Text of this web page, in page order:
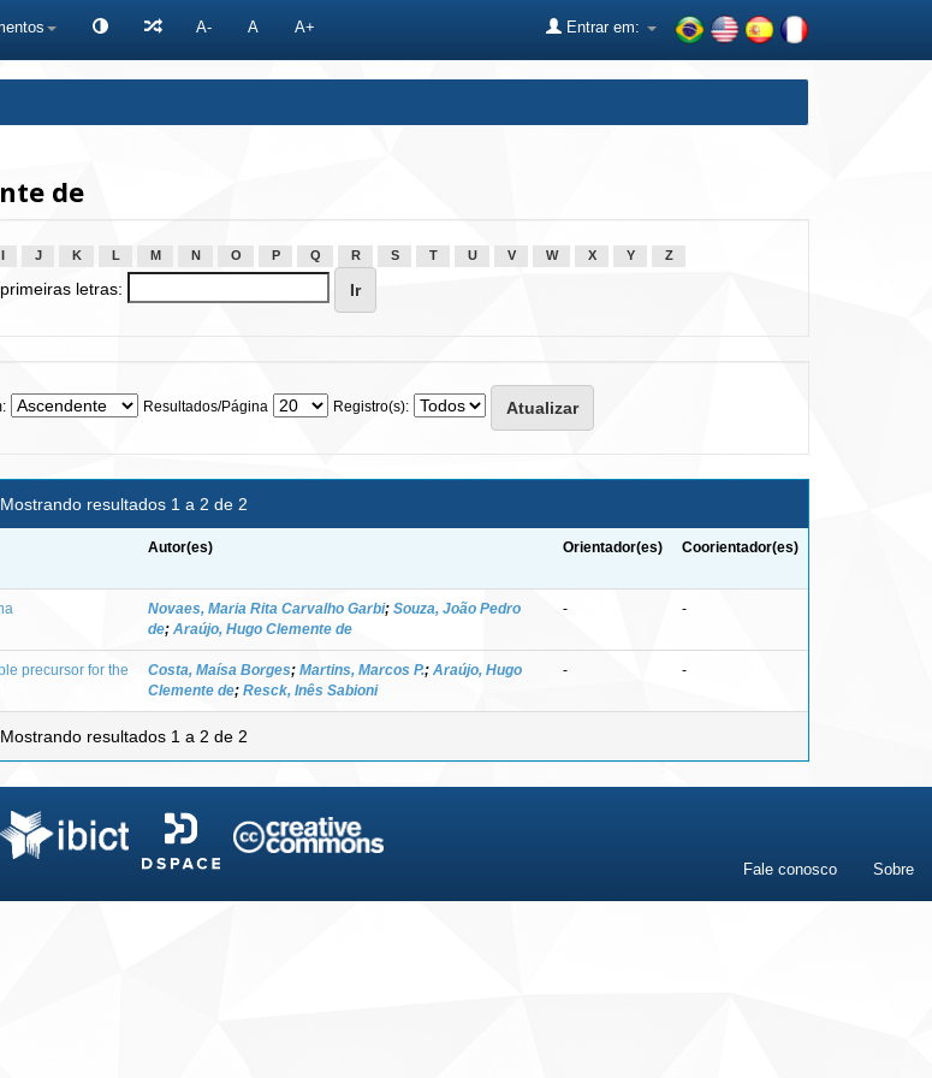
A- A A+ Entrar em:
de
J K L M N O P Q R S T U V W X Y Z
letras:
Resultados/Página Registro(s):
Mostrando resultados 1 a 2 de 2
Autor(es) Orientador(es) Coorientador(es)
Novaes, Maria Rita Carvalho Garbi; Souza, João Pedro
de; Araújo, Hugo Clemente de
- -
precursor for the
Costa, Maísa Borges; Martins, Marcos P.; Araújo, Hugo
Clemente de; Resck, Inês Sabioni
- -
Mostrando resultados 1 a 2 de 2
Fale conosco Sobre